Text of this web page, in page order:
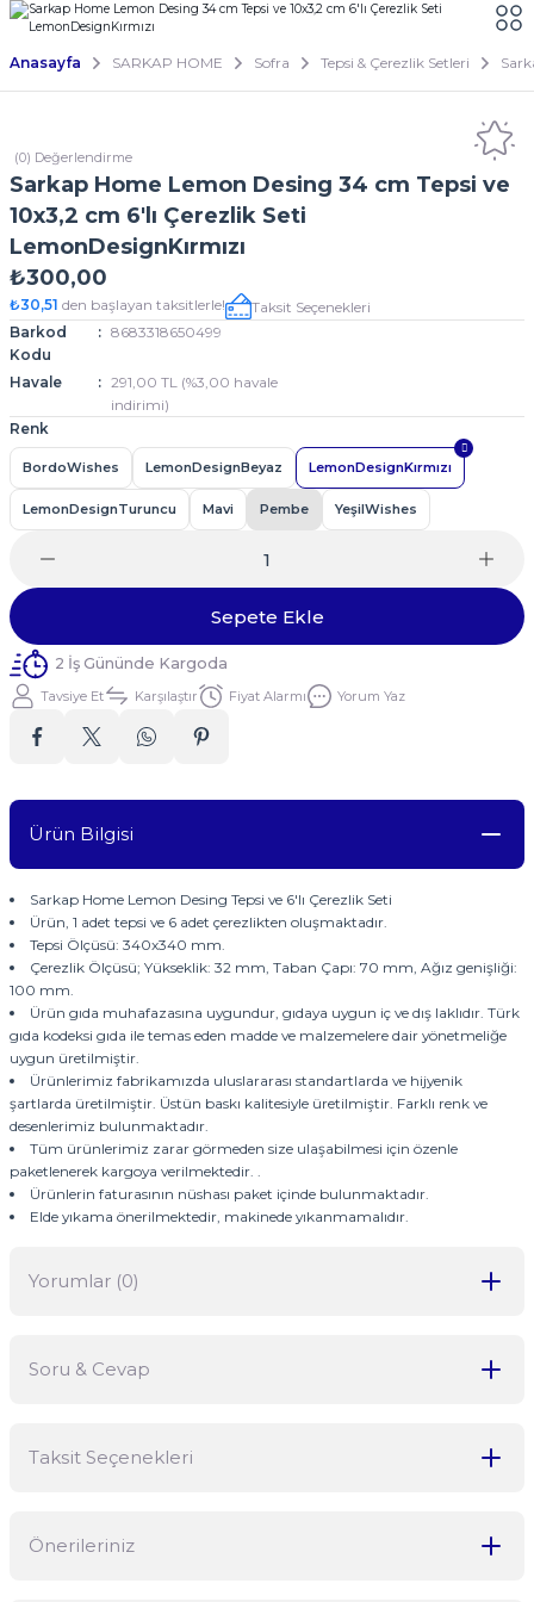
Anasayfa SARKAP HOME Sofra Tepsi & Çerezlik Setleri
(0) Değerlendirme
Sarkap Home Lemon Desing 34 cm Tepsi ve
10x3,2 cm 6'lı Çerezlik Seti
LemonDesignKırmızı
₺300,00
₺30,51 den başlayan taksitlerle!
Taksit Seçenekleri
Barkod
Kodu
8683318650499
Havale
291,00 TL (%3,00 havale
indirimi)
Renk
BordoWishes LemonDesignBeyaz LemonDesignKırmızı
LemonDesignTuruncu Mavi Pembe YeşilWishes
Sepete Ekle
2 İş Gününde Kargoda
Tavsiye Et Karşılaştır Fiyat Alarmı Yorum Yaz
Ürün Bilgisi
Sarkap Home Lemon Desing Tepsi ve 6'lı Çerezlik Seti
Ürün, 1 adet tepsi ve 6 adet çerezlikten oluşmaktadır.
Tepsi Ölçüsü: 340x340 mm.
Çerezlik Ölçüsü; Yükseklik: 32 mm, Taban Çapı: 70 mm, Ağız genişliği:
100 mm.
Ürün gıda muhafazasına uygundur, gıdaya uygun iç ve dış laklıdır. Türk
gıda kodeksi gıda ile temas eden madde ve malzemelere dair yönetmeliğe
uygun üretilmiştir.
Ürünlerimiz fabrikamızda uluslararası standartlarda ve hijyenik
şartlarda üretilmiştir. Üstün baskı kalitesiyle üretilmiştir. Farklı renk ve
desenlerimiz bulunmaktadır.
Tüm ürünlerimiz zarar görmeden size ulaşabilmesi için özenle
paketlenerek kargoya verilmektedir. .
Ürünlerin faturasının nüshası paket içinde bulunmaktadır.
Elde yıkama önerilmektedir, makinede yıkanmamalıdır.
Yorumlar (0)
Soru & Cevap
Taksit Seçenekleri
Önerileriniz